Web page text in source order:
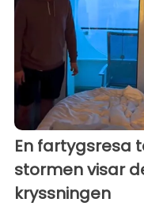
En fartygsresa
stormen visar
kryssningen